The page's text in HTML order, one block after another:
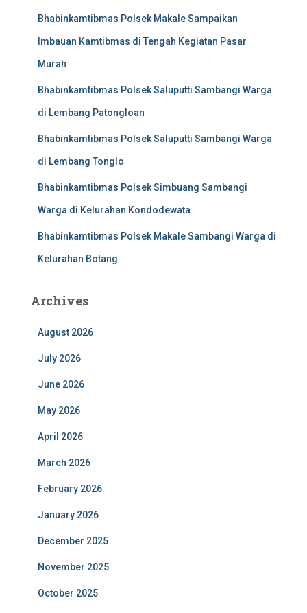
Bhabinkamtibmas Polsek Makale Sampaikan
Imbauan Kamtibmas di Tengah Kegiatan Pasar
Murah
Bhabinkamtibmas Polsek Saluputti Sambangi Warga
di Lembang Patongloan
Bhabinkamtibmas Polsek Saluputti Sambangi Warga
di Lembang Tonglo
Bhabinkamtibmas Polsek Simbuang Sambangi
Warga di Kelurahan Kondodewata
Bhabinkamtibmas Polsek Makale Sambangi Warga di
Kelurahan Botang
Archives
August 2026
July 2026
June 2026
May 2026
April 2026
March 2026
February 2026
January 2026
December 2025
November 2025
October 2025